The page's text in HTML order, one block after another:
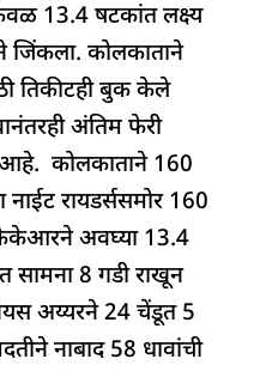
13.4 षटकांत लक्ष्य
जिंकला. कोलकाताने
तिकीटही बुक केले
अंतिम फेरी
कोलकाताने 160
रायडर्ससमोर 160
केकेआरने अवघ्या 13.4
सामना 8 गडी राखून
अय्यरने 24 चेंडूत 5
नाबाद 58 धावांची